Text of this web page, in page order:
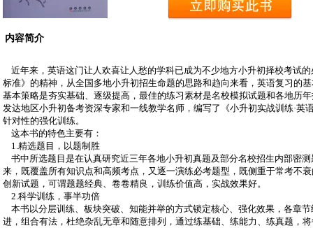
内容简介
近年来，英语这门让人欢喜让人愁的学科已成为不少地方小升初择校考试
标准》的精神，从全国多地小升初招生命题的思路和趋向来看，英语复习的
基本策略是夯实基础、逐级提高，最佳的练习素材是名校模拟试题和各地历
发达地区小升初备考资深专家和一线教学名师，编写了《小升初实战训练·英
针对性的强化训练。
这本书的特色主要有：
1.精选题目，以题制胜
书中所选题目是在认真研究近三年各地小升初真题及部分名校招生内部密
来，既覆盖所有知识点和高频考点，又逐一演练必考题型，既侧重于常考不
创新试题，可谓题题经典、卷卷精良，训练价值高，实战效果好。
2.科学训练，事半功倍
本书以分层训练、板块突破、知能并举的方式锁定核心、强化效果，各章
进，组合有法，杜绝杂乱无章和随意排列，通过练基础、练能力、练真题，